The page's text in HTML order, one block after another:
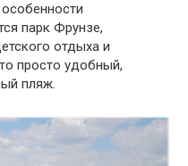
парк Фрунзе,
отдыха и
просто удобный,
пляж.